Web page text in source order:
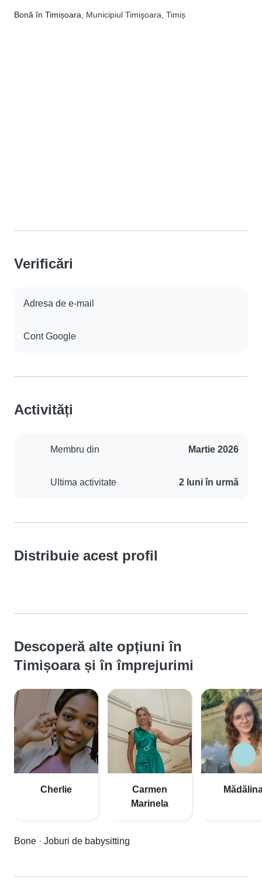
Bonă în Timișoara , Municipiul Timişoara, Timiș
Verificări
Adresa de e-mail
Cont Google
Activități
Membru din Martie 2026
Ultima activitate 2 luni în urmă
Distribuie acest profil
Descoperă alte opțiuni în
Timișoara și în împrejurimi
Cherlie
Carmen
Marinela
Bone · Joburi de babysitting